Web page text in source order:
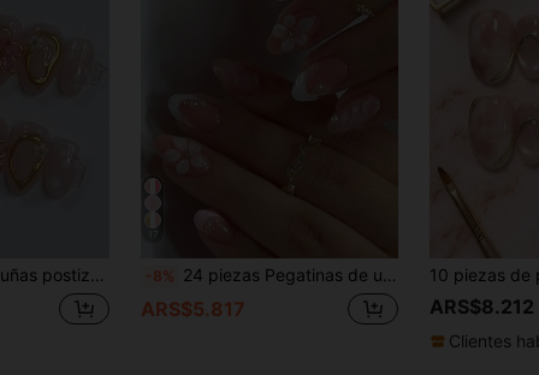
de estilo Y2K, de alta calidad, hechas a mano, versátiles y adecuadas para uso diario de niñas -8% 24 piezas Pegatinas de uñas de gel 3D ovaladas cortas, crea uñas con flores de perlas, uñas acrílicas francesas postizas, set de uñas postizas cortas de ajuste perfecto, incluye: 1 pieza de gel de gelatina y 1 pieza de lima de uñas
ARS$5.817 ARS$8.212
Clientes